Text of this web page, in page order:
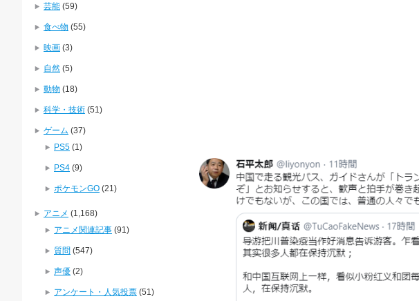
芸能 (59)
食べ物 (55)
映画 (3)
自然 (5)
動物 (18)
科学・技術 (51)
ゲーム (37)
PS5 (1)
PS4 (9)
ポケモンGO (21)
アニメ (1,168)
アニメ関連記事 (91)
質問 (547)
声優 (2)
アンケート・人気投票 (51)